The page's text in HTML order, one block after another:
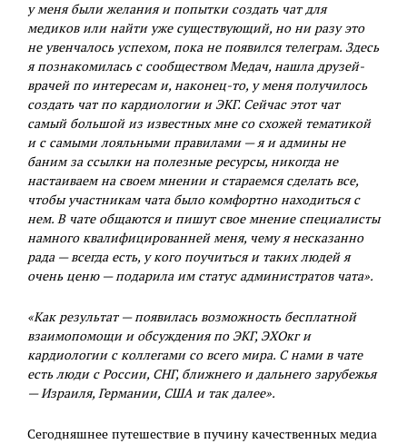
у меня были желания и попытки создать чат для
медиков или найти уже существующий, но ни разу это
не увенчалось успехом, пока не появился телеграм. Здесь
я познакомилась с сообществом Медач, нашла друзей-
врачей по интересам и, наконец-то, у меня получилось
создать чат по кардиологии и ЭКГ. Сейчас этот чат
самый большой из известных мне со схожей тематикой
и с самыми лояльными правилами — я и админы не
баним за ссылки на полезные ресурсы, никогда не
настаиваем на своем мнении и стараемся сделать все,
чтобы участникам чата было комфортно находиться с
нем. В чате общаются и пишут свое мнение специалисты
намного квалифицированней меня, чему я несказанно
рада — всегда есть, у кого поучиться и таких людей я
очень ценю — подарила им статус администратов чата».
«Как результат — появилась возможность бесплатной
взаимопомощи и обсуждения по ЭКГ, ЭХОкг и
кардиологии с коллегами со всего мира. С нами в чате
есть люди с России, СНГ, ближнего и дальнего зарубежья
— Израиля, Германии, США и так далее».
Сегодняшнее путешествие в пучину качественных медиа